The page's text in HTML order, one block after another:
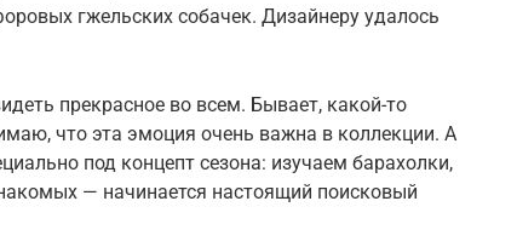
гжельских собачек. Дизайнеру удалось
прекрасное во всем. Бывает, какой-то
что эта эмоция очень важна в коллекции. А
под концепт сезона: изучаем барахолки,
— начинается настоящий поисковый